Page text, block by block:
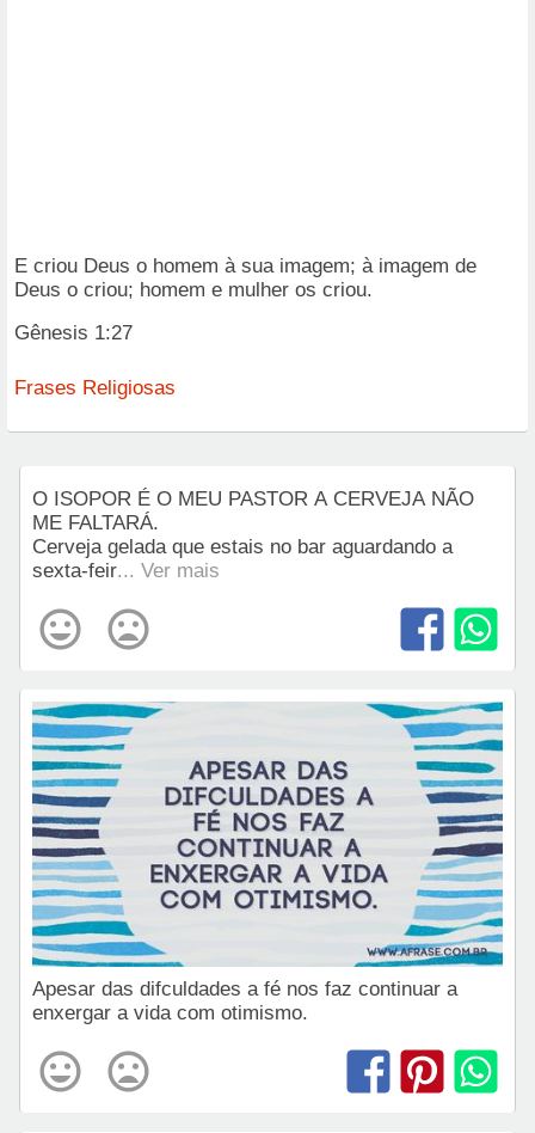
E criou Deus o homem à sua imagem; à imagem de
Deus o criou; homem e mulher os criou.
Gênesis 1:27
Frases Religiosas
O ISOPOR É O MEU PASTOR A CERVEJA NÃO
ME FALTARÁ.
Cerveja gelada que estais no bar aguardando a
sexta-feir... Ver mais
Apesar das difculdades a fé nos faz continuar a
enxergar a vida com otimismo.